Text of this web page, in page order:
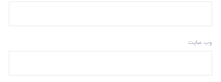
وب‌ سایت